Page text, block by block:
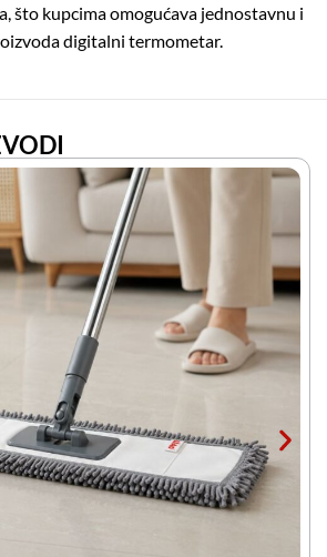
što kupcima omogućava jednostavnu i
digitalni termometar.